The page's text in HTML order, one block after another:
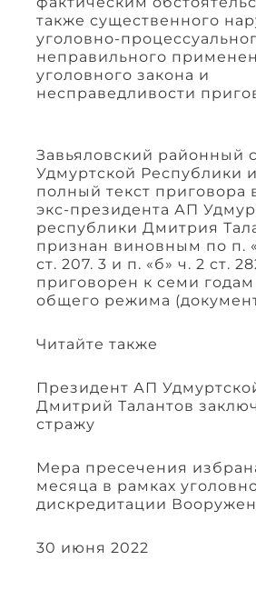
также существенного
уголовно-
неправильного
уголовного закона и
несправедливости
Завьяловский районный
Удмуртской Республики
полный текст приговора
экс-президента АП
республики Дмитрия
признан виновным по п.
ст. 207. 3 и п. «б» ч. 2 ст.
приговорен к семи
общего режима (документ
Читайте также
Президент АП
Дмитрий Талантов
стражу
Мера пресечения
месяца в рамках
дискредитации
30 июня 2022